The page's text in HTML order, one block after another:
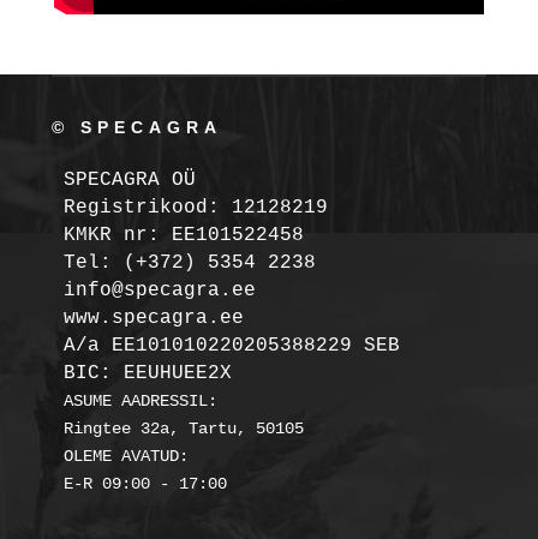
© SPECAGRA
SPECAGRA OÜ
Registrikood: 12128219
KMKR nr: EE101522458
Tel: (+372) 5354 2238
info@specagra.ee
A/a EE101010220205388229 SEB
BIC: EEUHUEE2X
ASUME AADRESSIL:
Ringtee 32a, Tartu, 50105
OLEME AVATUD:
E-R 09:00 - 17:00